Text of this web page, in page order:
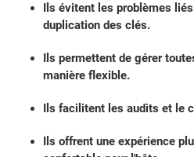
Ils évitent les problèmes
duplication des clés.
Ils permettent de gérer
manière flexible.
Ils facilitent les audits et le
Ils offrent une expérience